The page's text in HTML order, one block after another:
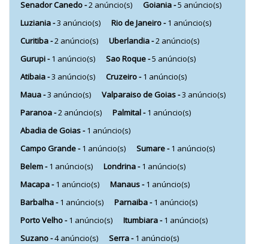
Senador Canedo -2 anúncio(s) Goiania -5 anúncio(s)
Luziania -3 anúncio(s) Rio de Janeiro -1 anúncio(s)
Curitiba -2 anúncio(s) Uberlandia -2 anúncio(s)
Gurupi -1 anúncio(s) Sao Roque -5 anúncio(s)
Atibaia -3 anúncio(s) Cruzeiro -1 anúncio(s)
Maua -3 anúncio(s) Valparaiso de Goias -3 anúncio(s)
Paranoa -2 anúncio(s) Palmital -1 anúncio(s)
Abadia de Goias -1 anúncio(s)
Campo Grande -1 anúncio(s) Sumare -1 anúncio(s)
Belem -1 anúncio(s) Londrina -1 anúncio(s)
Macapa -1 anúncio(s) Manaus -1 anúncio(s)
Barbalha -1 anúncio(s) Parnaiba -1 anúncio(s)
Porto Velho -1 anúncio(s) Itumbiara -1 anúncio(s)
Suzano -4 anúncio(s) Serra -1 anúncio(s)